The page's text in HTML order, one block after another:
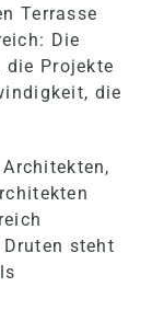
Terrasse
Die
Projekte
die
steht